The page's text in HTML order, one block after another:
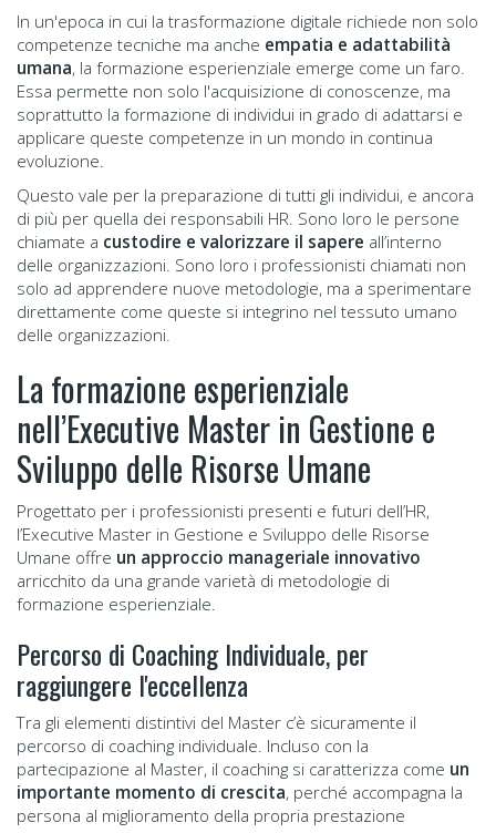
In un'epoca in cui la trasformazione digitale richiede non solo
competenze tecniche ma anche empatia e adattabilità
umana, la formazione esperienziale emerge come un faro.
Essa permette non solo l'acquisizione di conoscenze, ma
soprattutto la formazione di individui in grado di adattarsi e
applicare queste competenze in un mondo in continua
evoluzione.
Questo vale per la preparazione di tutti gli individui, e ancora
di più per quella dei responsabili HR. Sono loro le persone
chiamate a custodire e valorizzare il sapere all’interno
delle organizzazioni. Sono loro i professionisti chiamati non
solo ad apprendere nuove metodologie, ma a sperimentare
direttamente come queste si integrino nel tessuto umano
delle organizzazioni.
La formazione esperienziale
nell’Executive Master in Gestione e
Sviluppo delle Risorse Umane
Progettato per i professionisti presenti e futuri dell’HR,
l’Executive Master in Gestione e Sviluppo delle Risorse
Umane offre un approccio manageriale innovativo
arricchito da una grande varietà di metodologie di
formazione esperienziale.
Percorso di Coaching Individuale, per
raggiungere l'eccellenza
Tra gli elementi distintivi del Master c’è sicuramente il
percorso di coaching individuale. Incluso con la
partecipazione al Master, il coaching si caratterizza come un
importante momento di crescita, perché accompagna la
persona al miglioramento della propria prestazione